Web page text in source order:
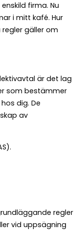
firma. Nu
i mitt kafé. Hur
regler gäller om
är det lag
som bestämmer
dig. De
av
regler
vid uppsägning